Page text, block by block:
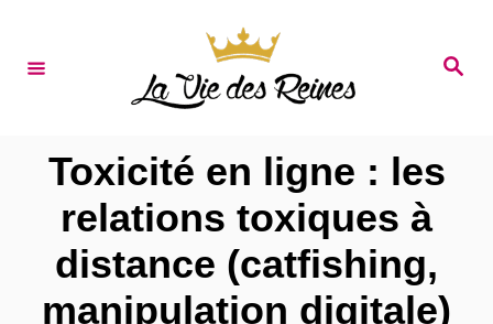
S
Toxicité en ligne : les
relations toxiques à
distance (catfishing,
manipulation digitale)